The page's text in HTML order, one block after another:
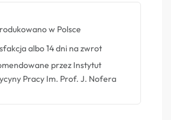
w Polsce
albo 14 dni na zwrot
przez Instytut
Pracy Im. Prof. J. Nofera